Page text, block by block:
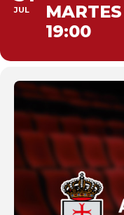
JUL
19:00